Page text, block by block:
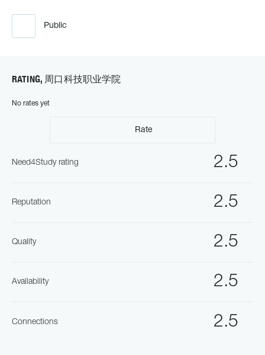
Public
RATING, 周口科技职业学院
No rates yet
Rate
2.5
Need4Study rating
2.5
Reputation
2.5
Quality
2.5
Availability
2.5
Connections